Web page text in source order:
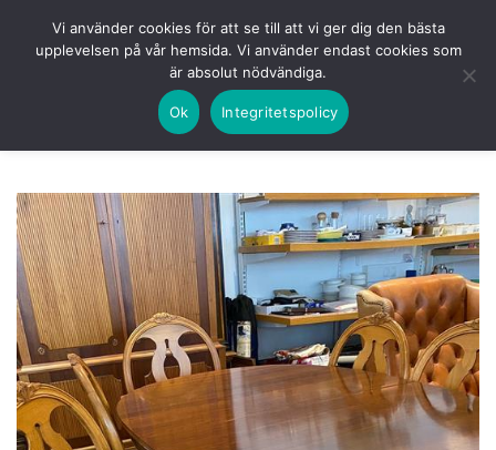
KOMMANDE LOGGA IN
Vi använder cookies för att se till att vi ger dig den bästa
upplevelsen på vår hemsida. Vi använder endast cookies som
är absolut nödvändiga.
Ok Integritetspolicy